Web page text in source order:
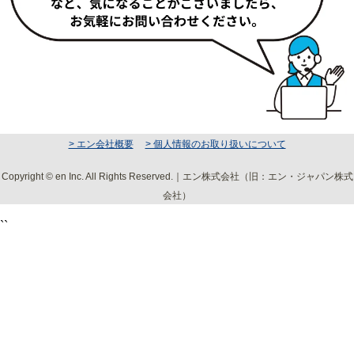
> エン会社概要 > 個人情報のお取り扱いについて
Copyright © en Inc. All Rights Reserved.｜エン株式会社（旧：エン・ジャパン株式
会社）
``